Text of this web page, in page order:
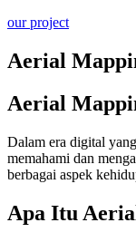
our project
Aerial
Aerial
Dalam era digital
memahami dan
berbagai aspek
Apa Itu